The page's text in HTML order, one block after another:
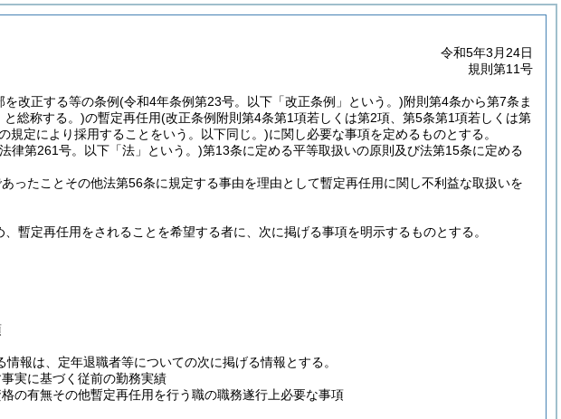
令和5年3月24日
規則第11号
改正する等の条例(令和4年条例第23号。以下「改正条例」という。)附則第4条から第7条ま
と総称する。)の暫定再任用(改正条例附則第4条第1項若しくは第2項、第5条第1項若しくは第
規定により採用することをいう。以下同じ。)に関し必要な事項を定めるものとする。
律第261号。以下「法」という。)第13条に定める平等取扱いの原則及び法第15条に定める
ったことその他法第56条に規定する事由を理由として暫定再任用に関し不利益な取扱いを
暫定再任用をされることを希望する者に、次に掲げる事項を明示するものとする。
報は、定年退職者等についての次に掲げる情報とする。
実に基づく従前の勤務実績
の有無その他暫定再任用を行う職の職務遂行上必要な事項